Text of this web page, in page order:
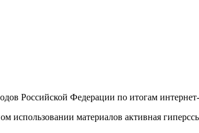
Российской Федерации по итогам
использовании материалов активная